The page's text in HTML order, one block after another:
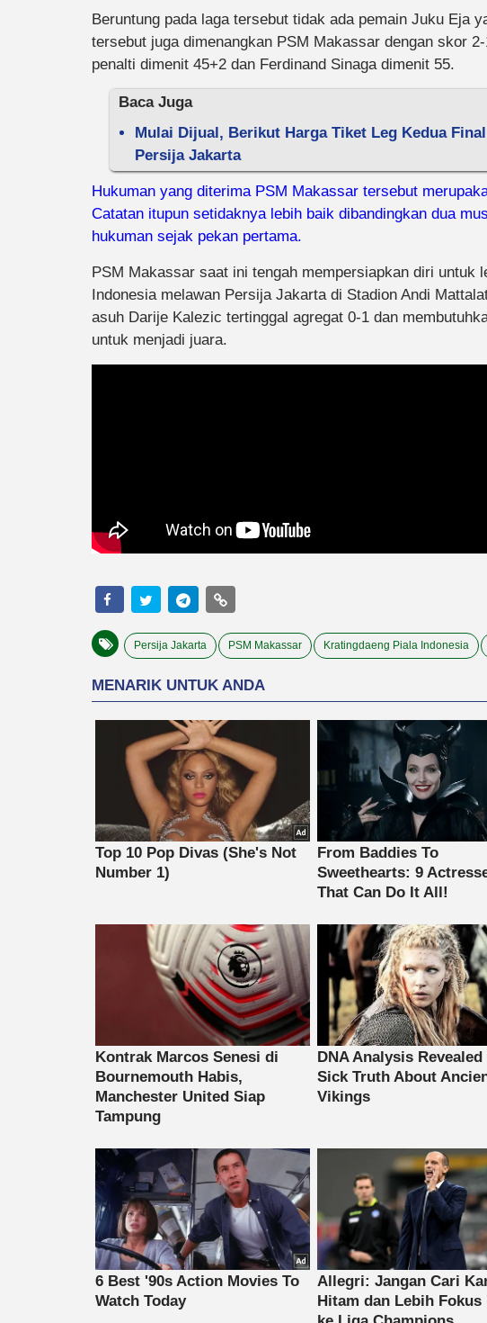
Beruntung pada laga tersebut tidak ada pemain Juku Eja
tersebut juga dimenangkan PSM Makassar dengan skor
penalti dimenit 45+2 dan Ferdinand Sinaga dimenit 55.
Baca Juga
Mulai Dijual, Berikut Harga Tiket Leg Kedua
Persija Jakarta
Hukuman yang diterima PSM Makassar tersebut
Catatan itupun setidaknya lebih baik dibandingkan dua
hukuman sejak pekan pertama.
PSM Makassar saat ini tengah mempersiapkan diri untuk
Indonesia melawan Persija Jakarta di Stadion Andi
asuh Darije Kalezic tertinggal agregat 0-1 dan
untuk menjadi juara.
Persija Jakarta PSM Makassar Kratingdaeng Piala Indonesia